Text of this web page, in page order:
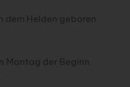
dem Helden geboren
Montag der Beginn